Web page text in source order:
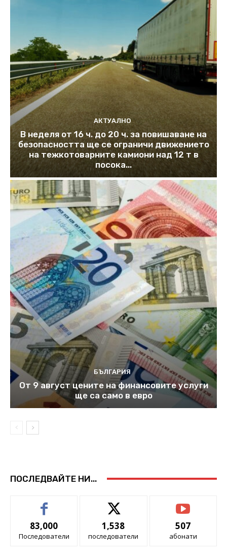
АКТУАЛНО
В неделя от 16 ч. до 20 ч. за повишаване на
безопасността ще се ограничи движението
на тежкотоварните камиони над 12 т в
посока...
БЪЛГАРИЯ
От 9 август цените на финансовите услуги
ще са само в евро
ПОСЛЕДВАЙТЕ НИ...
83,000
Последователи
1,538
последователи
507
абонати